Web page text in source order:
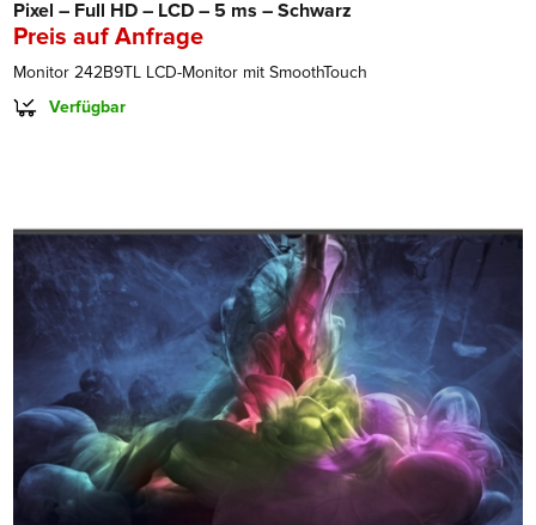
Pixel – Full HD – LCD – 5 ms – Schwarz
Preis auf Anfrage
Monitor 242B9TL LCD-Monitor mit SmoothTouch
Verfügbar